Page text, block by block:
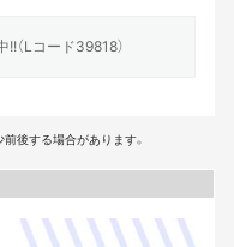
（Lコード39818）
後する場合があります。